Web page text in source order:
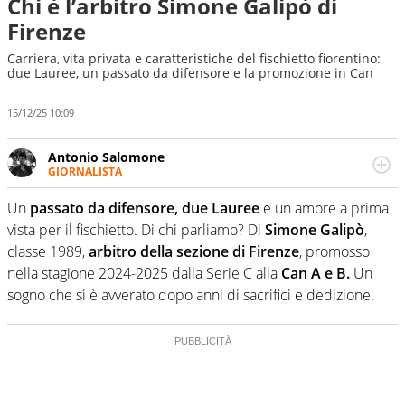
Firenze
Carriera, vita privata e caratteristiche del fischietto fiorentino:
due Lauree, un passato da difensore e la promozione in Can
15/12/25 10:09
Antonio Salomone
GIORNALISTA
Giornalista pubblicista. Lo affascinano, da sempre, le
categorie minori e i talenti in erba. Ha fiuto per la notizia
e per gli emergenti. Calcio, basket, motori: ci pensa lui
Un passato da difensore, due Lauree e un amore a prima
vista per il fischietto. Di chi parliamo? Di Simone Galipò,
classe 1989,arbitro della sezione di Firenze, promosso
nella stagione 2024-2025 dalla Serie C alla Can A e B. Un
sogno che si è avverato dopo anni di sacrifici e dedizione.